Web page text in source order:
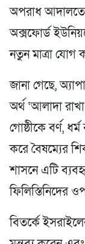
অপরাধ
অক্সফোর্ড
নতুন মাত্রা যোগ
জানা গেছে,
অর্থ ‘আলাদা
গোষ্ঠীকে বর্ণ,
করে বৈষম্যের
শাসনে এটি
ফিলিস্তিনিদের
বিতর্কে